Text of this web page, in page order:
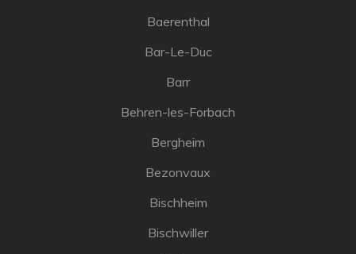
Baerenthal
Bar-Le-Duc
Barr
Behren-les-Forbach
Bergheim
Bezonvaux
Bischheim
Bischwiller